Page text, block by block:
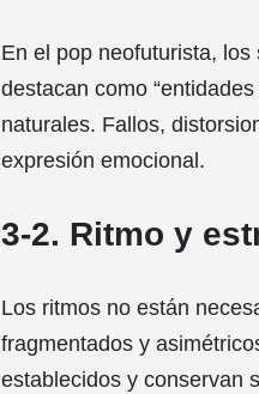
En el pop neofuturista,
destacan como
naturales. Fallos,
expresión emocional.
3-2. Ritmo y
Los ritmos no están
fragmentados y
establecidos y conservan